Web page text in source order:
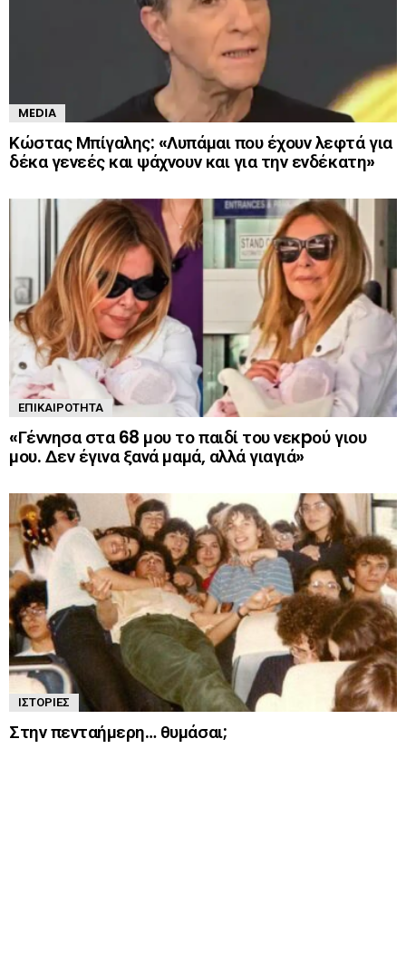
MEDIA
Κώστας Μπίγαλης: «Λυπάμαι που έχουν λεφτά για
δέκα γενεές και ψάχνουν και για την ενδέκατη»
ΕΠΙΚΑΙΡΌΤΗΤΑ
«Γέννησα στα 68 μου το παιδί του νεκpού γιου
μου. Δεν έγινα ξανά μαμά, αλλά γιαγιά»
ΙΣΤΟΡΊΕΣ
Στην πενταήμερη… θυμάσαι;